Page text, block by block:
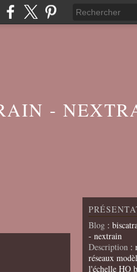
-
Blog :
- nextrain
Description :
réseaux
l'échelle HO